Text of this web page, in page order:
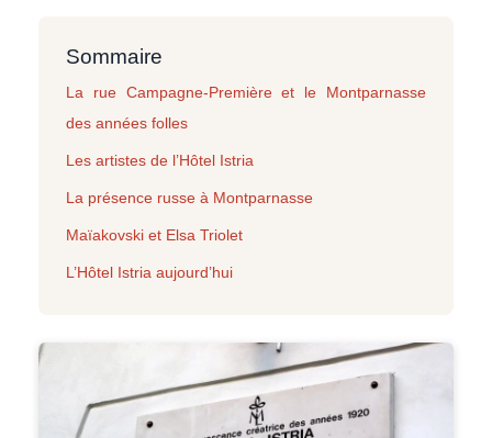
Sommaire
La rue Campagne-Première et le Montparnasse
des années folles
Les artistes de l’Hôtel Istria
La présence russe à Montparnasse
Maïakovski et Elsa Triolet
L’Hôtel Istria aujourd’hui